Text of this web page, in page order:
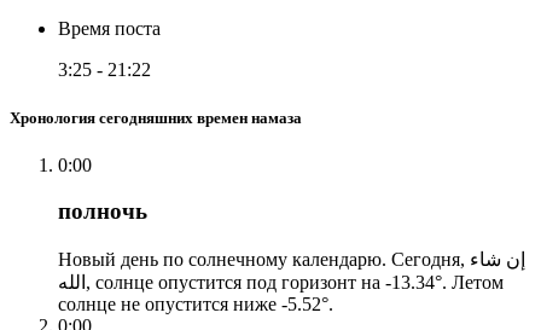
Время поста
3:25 - 21:22
Хронология сегодняшних времен намаза
0:00
полночь
Новый день по солнечному календарю. Сегодня, إن شاء
الله, солнце опустится под горизонт на -13.34°. Летом
солнце не опустится ниже -5.52°.